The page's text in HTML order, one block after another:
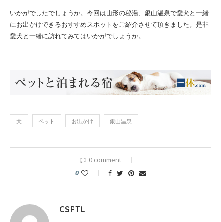
いかがでしたでしょうか。今回は山形の秘湯、銀山温泉で愛犬と一緒
にお出かけできるおすすめスポットをご紹介させて頂きました。是非
愛犬と一緒に訪れてみてはいかがでしょうか。
犬 ペット お出かけ 銀山温泉
0 comment
0
CSPTL